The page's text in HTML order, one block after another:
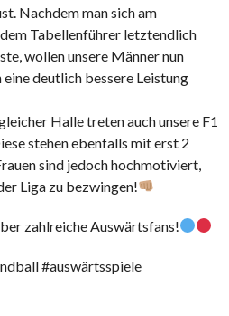
Nachdem man sich am
Tabellenführer letztendlich
wollen unsere Männer nun
deutlich bessere Leistung
Halle treten auch unsere F1
stehen ebenfalls mit erst 2
sind jedoch hochmotiviert,
Liga zu bezwingen!
zahlreiche Auswärtsfans!
#auswärtsspiele